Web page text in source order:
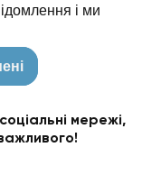
і ми
мережі,